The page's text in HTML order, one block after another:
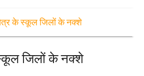
के स्कूल जिलों के नक्शे
जिलों के नक्शे